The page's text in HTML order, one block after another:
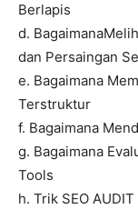
Berlapis
d.
dan Persaingan
e. Bagaimana
Terstruktur
f. Bagaimana
g. Bagaimana
Tools
h. Trik SEO AUDIT